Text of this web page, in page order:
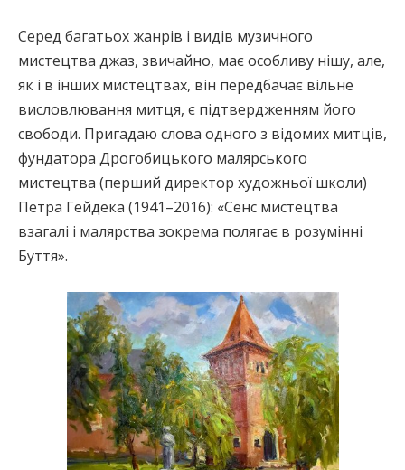
Серед багатьох жанрів і видів музичного
мистецтва джаз, звичайно, має особливу нішу, але,
як і в інших мистецтвах, він передбачає вільне
висловлювання митця, є підтвердженням його
свободи. Пригадаю слова одного з відомих митців,
фундатора Дрогобицького малярського
мистецтва (перший директор художньої школи)
Петра Гейдека (1941–2016): «Сенс мистецтва
взагалі і малярства зокрема полягає в розумінні
Буття».